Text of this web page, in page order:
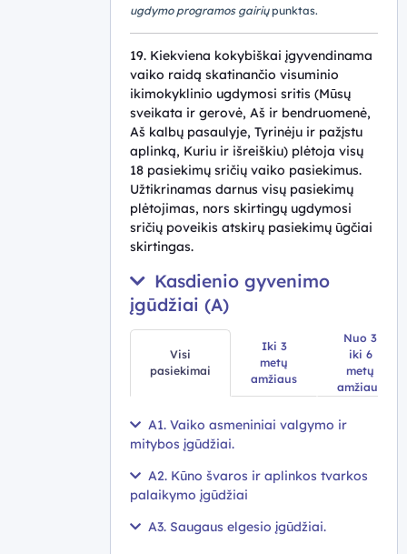
ugdymo programos gairiųpunktas.
19. Kiekviena kokybiškai įgyvendinama
vaiko raidą skatinančio visuminio
ikimokyklinio ugdymosi sritis (Mūsų
sveikata ir gerovė, Aš ir bendruomenė,
Aš kalbų pasaulyje, Tyrinėju ir pažįstu
aplinką, Kuriu ir išreiškiu) plėtoja visų
18 pasiekimų sričių vaiko pasiekimus.
Užtikrinamas darnus visų pasiekimų
plėtojimas, nors skirtingų ugdymosi
sričių poveikis atskirų pasiekimų ūgčiai
skirtingas.
Kasdienio gyvenimo
įgūdžiai (A)
Visi
pasiekimai
Iki 3
metų
amžiaus
Nuo 3
iki 6
metų
amžiaus
A1. Vaiko asmeniniai valgymo ir
mitybos įgūdžiai.
A2. Kūno švaros ir aplinkos tvarkos
palaikymo įgūdžiai
A3. Saugaus elgesio įgūdžiai.